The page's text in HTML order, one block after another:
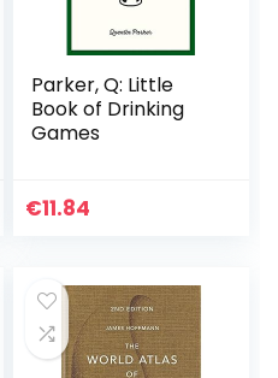
Parker, Q: Little
Book of Drinking
Games
€11.84